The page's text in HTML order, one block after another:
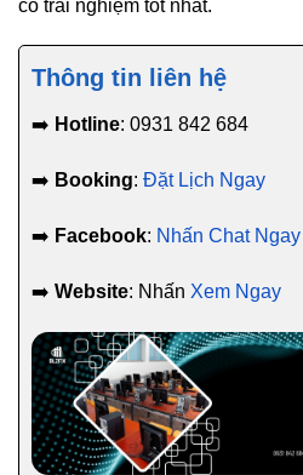
có trải nghiệm tốt nhất.
Thông tin liên hệ
➡️ Hotline: 0931 842 684
➡️ Booking: Đặt Lịch Ngay
➡️ Facebook: Nhấn Chat Ngay
➡️ Website: Nhấn Xem Ngay